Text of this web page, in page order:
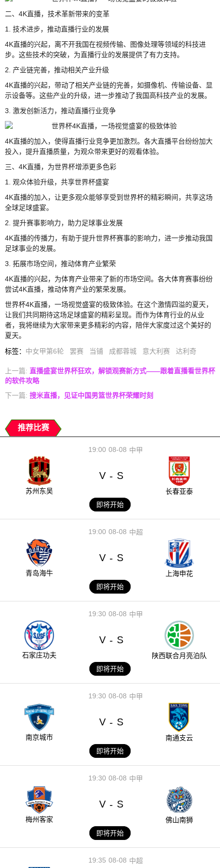
二、4K直播，技术革新带来的变革
1. 技术进步，推动直播行业的发展
4K直播的兴起，离不开我国在视频传输、图像处理等领域的科技进
步。这些技术的突破，为直播行业的发展提供了有力支持。
2. 产业链完善，推动相关产业升级
4K直播的兴起，带动了相关产业链的完善，如摄像机、传输设备、显
示设备等。这些产业的升级，进一步推动了我国高科技产业的发展。
3. 激发创新活力，推动直播行业竞争
4K直播的加入，使得直播行业竞争更加激烈。各大直播平台纷纷加大
投入，提升直播质量，为观众带来更好的观看体验。
三、4K直播，为世界杯增添更多色彩
1. 观众体验升级，共享世界杯盛宴
4K直播的加入，让更多观众能够享受到世界杯的精彩瞬间，共享这场
全球足球盛宴。
2. 提升赛事影响力，助力足球事业发展
4K直播的传播力，有助于提升世界杯赛事的影响力，进一步推动我国
足球事业的发展。
3. 拓展市场空间，推动体育产业繁荣
4K直播的兴起，为体育产业带来了新的市场空间。各大体育赛事纷纷
尝试4K直播，推动体育产业的繁荣发展。
世界杯4K直播，一场视觉盛宴的极致体验。在这个激情四溢的夏天，
让我们共同期待这场足球盛宴的精彩呈现。而作为体育行业的从业
者，我将继续为大家带来更多精彩的内容，陪伴大家度过这个美好的
夏天。
标签： 中女甲第6轮 罢赛 当铺 成都蓉城 意大利赛 达利奇
上一篇: 直播盛宴世界杯狂欢，解锁观赛新方式——跟着直播看世界杯
的软件攻略
下一篇: 搜米直播，见证中国男篮世界杯荣耀时刻
推荐比赛
08-08
19:00 中甲
苏州东吴
V - S
长春亚泰
即将开始
08-08
19:00 中超
青岛海牛
V - S
上海申花
即将开始
08-08
19:30 中甲
石家庄功夫
V - S
陕西联合月亮泊队
即将开始
08-08
19:30 中甲
南京城市
V - S
南通支云
即将开始
08-08
19:30 中甲
梅州客家
V - S
佛山南狮
即将开始
08-08
19:35 中超